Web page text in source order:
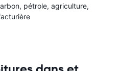
pétrole, agriculture,